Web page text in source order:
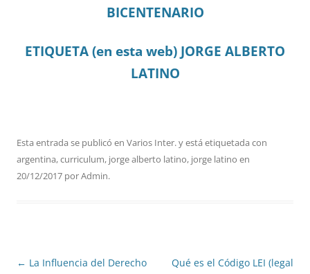
BICENTENARIO
ETIQUETA (en esta web) JORGE ALBERTO
LATINO
Esta entrada se publicó en Varios Inter.y está etiquetada con
argentina,curriculum, jorge alberto latino, jorge latino en
20/12/2017 porAdmin.
Navegación
← La Influencia del Derecho
Qué es el Código LEI (legal